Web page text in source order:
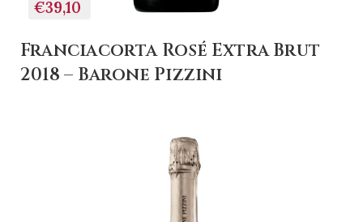
€39,10
Franciacorta Rosé Extra Brut
2018 – Barone Pizzini